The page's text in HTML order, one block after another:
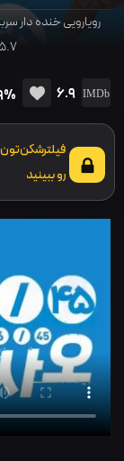
رویارویی خنده دار
۵.۷ میلیارد وونی را به تصویر
6.9
رو ببینید